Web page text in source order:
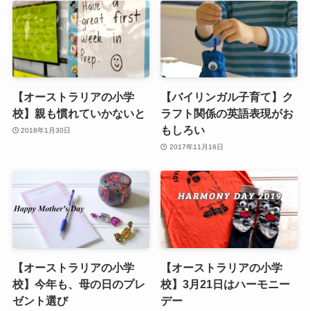
【オーストラリアの小学
校】親も慣れていかないと
2018年1月30日
【バイリンガル子育て】ク
ラフト関係の英語表現がお
もしろい
2017年11月16日
【オーストラリアの小学
校】今年も、母の日のプレ
ゼント選び
【オーストラリアの小学
校】3月21日はハーモニー
デー